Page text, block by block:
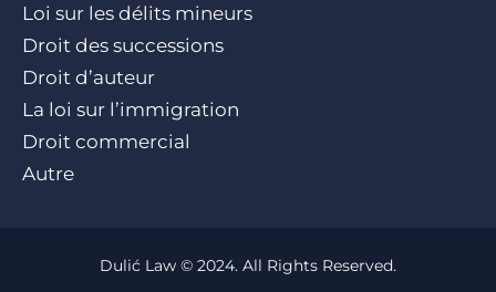
Loi sur les délits mineurs
Droit des successions
Droit d’auteur
La loi sur l’immigration
Droit commercial
Autre
Dulić Law © 2024. All Rights Reserved.